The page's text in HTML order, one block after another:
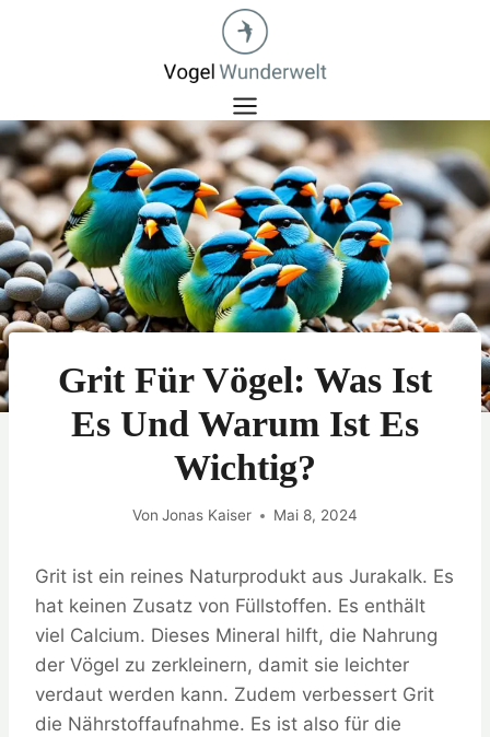
Grit Für Vögel: Was Ist
Es Und Warum Ist Es
Wichtig?
Von Jonas Kaiser Mai 8, 2024
Grit ist ein reines Naturprodukt aus Jurakalk. Es
hat keinen Zusatz von Füllstoffen. Es enthält
viel Calcium. Dieses Mineral hilft, die Nahrung
der Vögel zu zerkleinern, damit sie leichter
verdaut werden kann. Zudem verbessert Grit
die Nährstoffaufnahme. Es ist also für die